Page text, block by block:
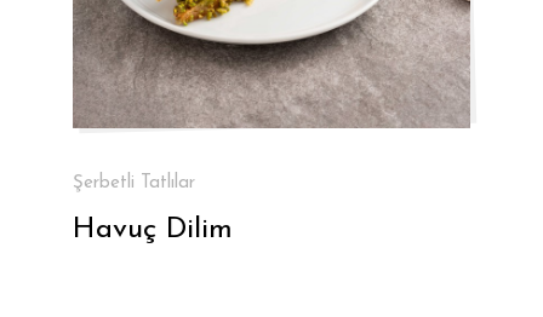
Şerbetli Tatlılar
Havuç Dilim